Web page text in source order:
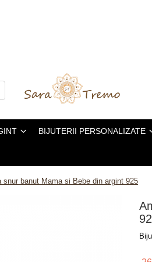
BIJUTERII PERSONALIZATE
banut Mama si Bebe din argint 925